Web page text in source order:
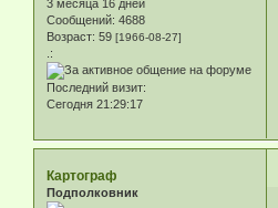
3 месяца 16 дней
Сообщений: 4688
Возраст: 59 [1966-08-27]
.:
Последний визит:
Сегодня 21:29:17
Картограф
Подполковник